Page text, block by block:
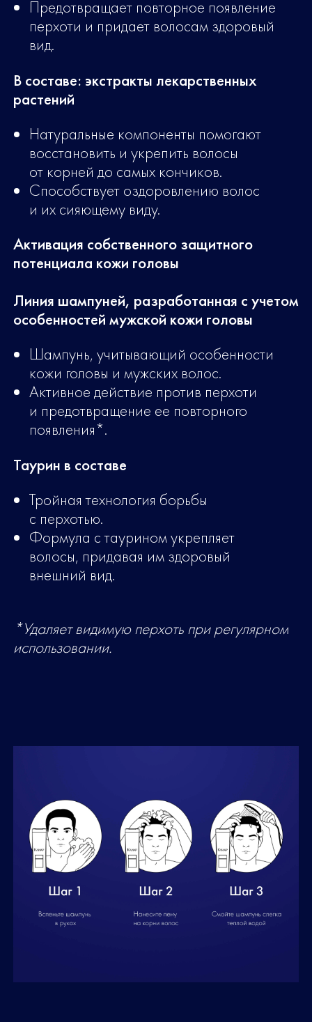
Предотвращает повторное появление
перхоти и придает волосам здоровый
вид.
В составе: экстракты лекарственных
растений
Натуральные компоненты помогают
восстановить и укрепить волосы
от корней до самых кончиков.
Способствует оздоровлению волос
и их сияющему виду.
Активация собственного защитного
потенциала кожи головы
Линия шампуней, разработанная с учетом
особенностей мужской кожи головы
Шампунь, учитывающий особенности
кожи головы и мужских волос.
Активное действие против перхоти
и предотвращение ее повторного
появления*.
Таурин в составе
Тройная технология борьбы
с перхотью.
Формула с таурином укрепляет
волосы, придавая им здоровый
внешний вид.
*Удаляет видимую перхоть при регулярном
использовании.